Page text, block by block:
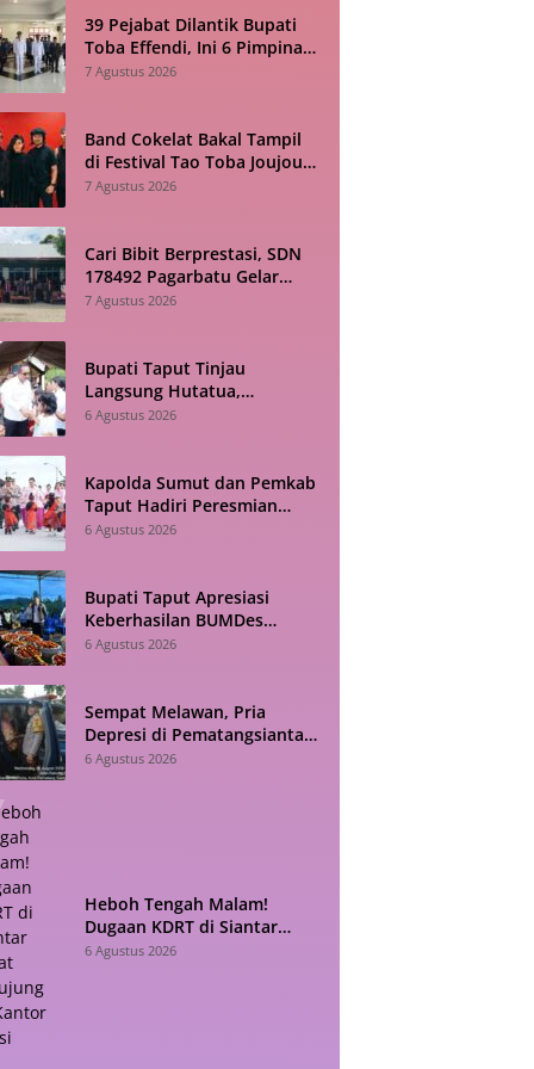
39 Pejabat Dilantik Bupati
Toba Effendi, Ini 6 Pimpinan
Tinggi Pratama yang Baru
7 Agustus 2026
Band Cokelat Bakal Tampil
di Festival Tao Toba Joujou
2026 Samosir, Cek
7 Agustus 2026
Cari Bibit Berprestasi, SDN
178492 Pagarbatu Gelar
Pentas Seni Sambut HUT RI
7 Agustus 2026
Bupati Taput Tinjau
Langsung Hutatua,
Infrastruktur dan
6 Agustus 2026
Kapolda Sumut dan Pemkab
Taput Hadiri Peresmian
Revitalisasi TK Kemala
6 Agustus 2026
Bupati Taput Apresiasi
Keberhasilan BUMDes
Sisordak Jadi Inspirasi bagi
6 Agustus 2026
Sempat Melawan, Pria
Depresi di Pematangsiantar
Akhirnya Dievakuasi Polisi
6 Agustus 2026
Heboh Tengah Malam!
Dugaan KDRT di Siantar
Barat Berujung ke Kantor
6 Agustus 2026